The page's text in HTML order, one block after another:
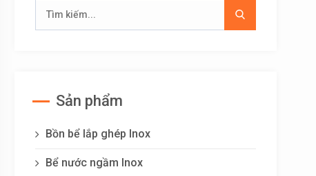
Sản phẩm
Bồn bể lắp ghép Inox
Bể nước ngầm Inox